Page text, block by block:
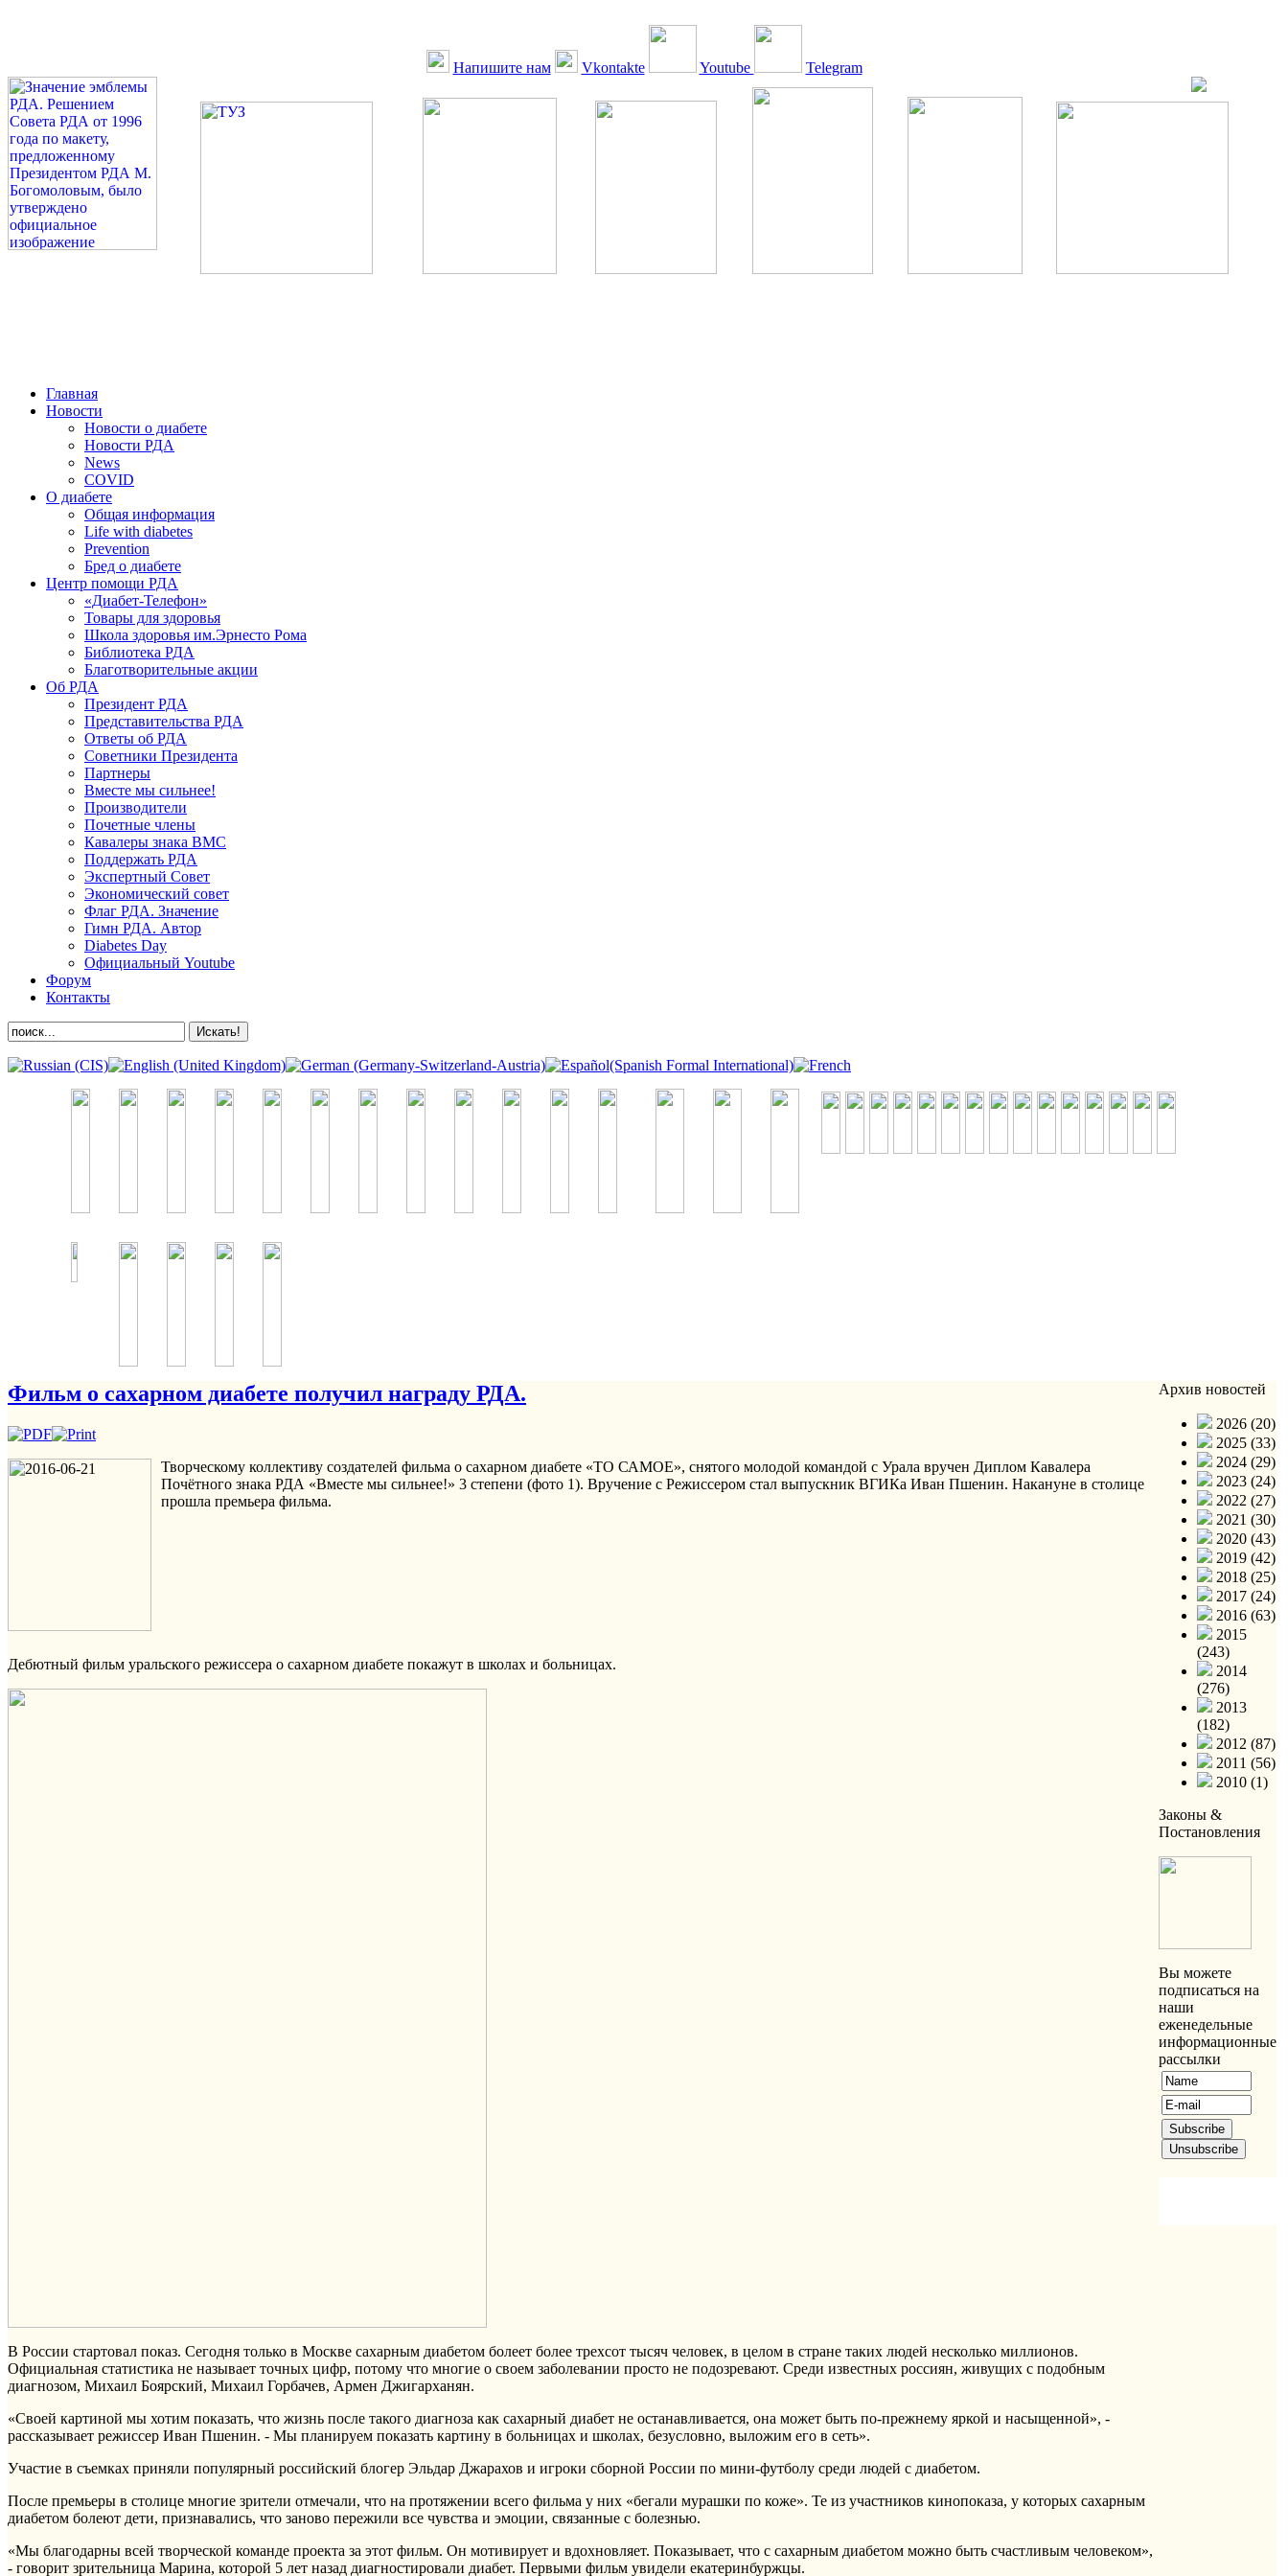
Напишите нам Vkontakte Youtube Telegram
Главная
Новости
Новости о диабете
Новости РДА
News
COVID
О диабете
Общая информация
Life with diabetes
Prevention
Бред о диабете
Центр помощи РДА
«Диабет-Телефон»
Товары для здоровья
Школа здоровья им.Эрнесто Рома
Библиотека РДА
Благотворительные акции
Об РДА
Президент РДА
Представительства РДА
Ответы об РДА
Советники Президента
Партнеры
Вместе мы сильнее!
Производители
Почетные члены
Кавалеры знака ВМС
Поддержать РДА
Экспертный Совет
Экономический совет
Флаг РДА. Значение
Гимн РДА. Автор
Diabetes Day
Официальный Youtube
Форум
Контакты
Фильм о сахарном диабете получил награду РДА.
Творческому коллективу создателей фильма о сахарном диабете «ТО САМОЕ», снятого молодой командой с Урала вручен Диплом Кавалера
Почётного знака РДА «Вместе мы сильнее!» 3 степени (фото 1). Вручение с Режиссером стал выпускник ВГИКа Иван Пшенин. Накануне в столице
прошла премьера фильма.
Дебютный фильм уральского режиссера о сахарном диабете покажут в школах и больницах.
В России стартовал показ. Сегодня только в Москве сахарным диабетом болеет более трехсот тысяч человек, в целом в стране таких людей несколько миллионов.
Официальная статистика не называет точных цифр, потому что многие о своем заболевании просто не подозревают. Среди известных россиян, живущих с подобным
диагнозом, Михаил Боярский, Михаил Горбачев, Армен Джигарханян.
«Своей картиной мы хотим показать, что жизнь после такого диагноза как сахарный диабет не останавливается, она может быть по-прежнему яркой и насыщенной», -
рассказывает режиссер Иван Пшенин. - Мы планируем показать картину в больницах и школах, безусловно, выложим его в сеть».
Участие в съемках приняли популярный российский блогер Эльдар Джарахов и игроки сборной России по мини-футболу среди людей с диабетом.
После премьеры в столице многие зрители отмечали, что на протяжении всего фильма у них «бегали мурашки по коже». Те из участников кинопоказа, у которых сахарным
диабетом болеют дети, признавались, что заново пережили все чувства и эмоции, связанные с болезнью.
«Мы благодарны всей творческой команде проекта за этот фильм. Он мотивирует и вдохновляет. Показывает, что с сахарным диабетом можно быть счастливым человеком»,
- говорит зрительница Марина, которой 5 лет назад диагностировали диабет. Первыми фильм увидели екатеринбуржцы.
Архив новостей
2026 (20)
2025 (33)
2024 (29)
2023 (24)
2022 (27)
2021 (30)
2020 (43)
2019 (42)
2018 (25)
2017 (24)
2016 (63)
2015
(243)
2014
(276)
2013
(182)
2012 (87)
2011 (56)
2010 (1)
Законы &
Постановления
Вы можете
подписаться на
наши
еженедельные
информационные
рассылки